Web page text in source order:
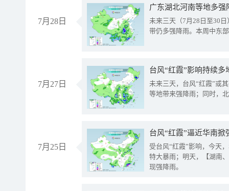
7月28日
广东湖北河南等地多
未来三天（7月28日至30
带仍多强降雨。本周中东
7月27日
台风“红霞”影响持续
未来三天，台风“红霞”或
等地带来强降雨；同时，
7月25日
台风“红霞”逼近华南
受台风“红霞”影响，今天
特大暴雨；明天，【湖南
现强降雨。